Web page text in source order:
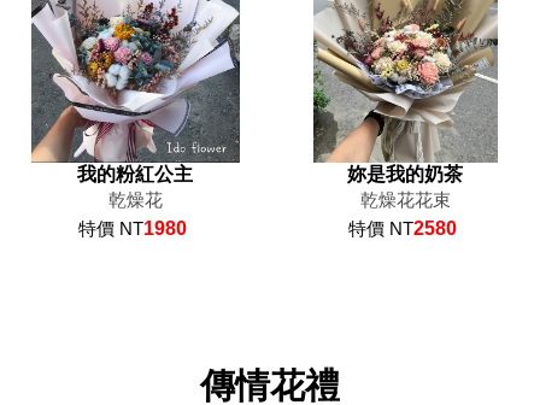
我的粉紅公主
乾燥花
特價 NT1980
妳是我的奶茶
乾燥花花束
特價 NT2580
傳情花禮